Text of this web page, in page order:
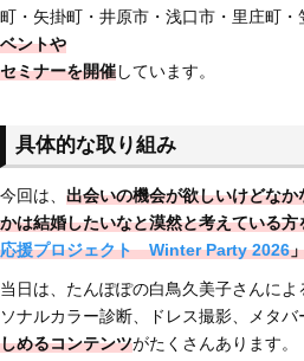
町・矢掛町・井原市・浅口市・里庄町・
ベントや
セミナーを開催しています。
具体的な取り組み
今回は、 出会いの機会が欲しいけどな
かは結婚したいなと漠然と考えている
応援プロジェクト Winter Party 2026
当日は、たんぽぽの白鳥久美子さんに
ソナルカラー診断、ドレス撮影、メタバ
しめるコンテンツがたくさんあります。